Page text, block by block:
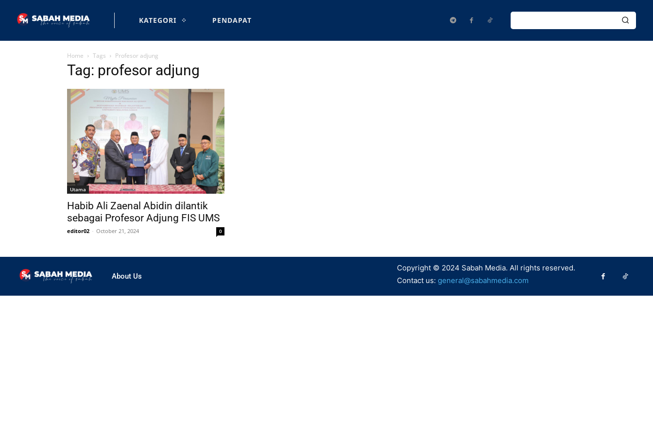
KATEGORI PENDAPAT
Home Tags Profesor adjung
Tag: profesor adjung
Utama
Habib Ali Zaenal Abidin dilantik
sebagai Profesor Adjung FIS UMS
editor02 - October 21, 2024 0
About Us
Copyright © 2024 Sabah Media. All rights reserved.
Contact us: general@sabahmedia.com